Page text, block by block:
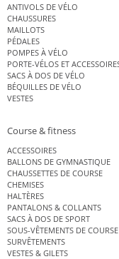
ANTIVOLS DE VÉLO
CHAUSSURES
MAILLOTS
PÉDALES
POMPES À VÉLO
PORTE-VÉLOS ET
SACS À DOS DE VÉLO
BÉQUILLES DE VÉLO
VESTES
Course & fitness
ACCESSOIRES
BALLONS DE GYMNASTIQUE
CHAUSSETTES DE COURSE
CHEMISES
HALTÈRES
PANTALONS & COLLANTS
SACS À DOS DE SPORT
SOUS-VÊTEMENTS DE COURSE
SURVÊTEMENTS
VESTES & GILETS